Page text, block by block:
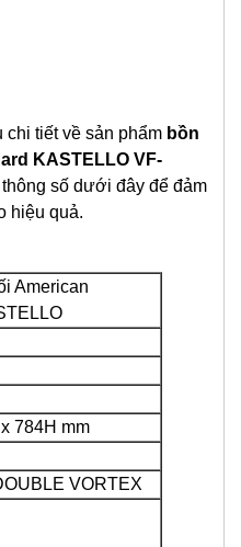
chi tiết về sản phẩm bồn
KASTELLO VF-
số dưới đây để đảm
hiệu quả.
American
784H mm
VORTEX